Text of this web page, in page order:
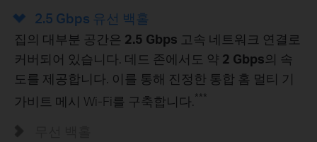
2.5 Gbps 유선 백홀
집의 대부분 공간은 2.5 Gbps 고속 네트워크 연결로
커버되어 있습니다. 데드 존에서도 약 2 Gbps의 속
도를 제공합니다. 이를 통해 진정한 통합 홈 멀티 기
가비트 메시 Wi-Fi를 구축합니다.***